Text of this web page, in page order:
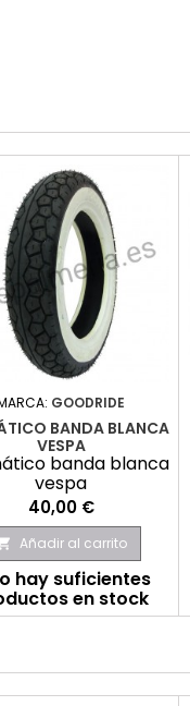
GOODRIDE
BANDA BLANCA
VESPA
banda blanca
vespa
Precio
40,00 €
Añadir al carrito
hay suficientes
en stock